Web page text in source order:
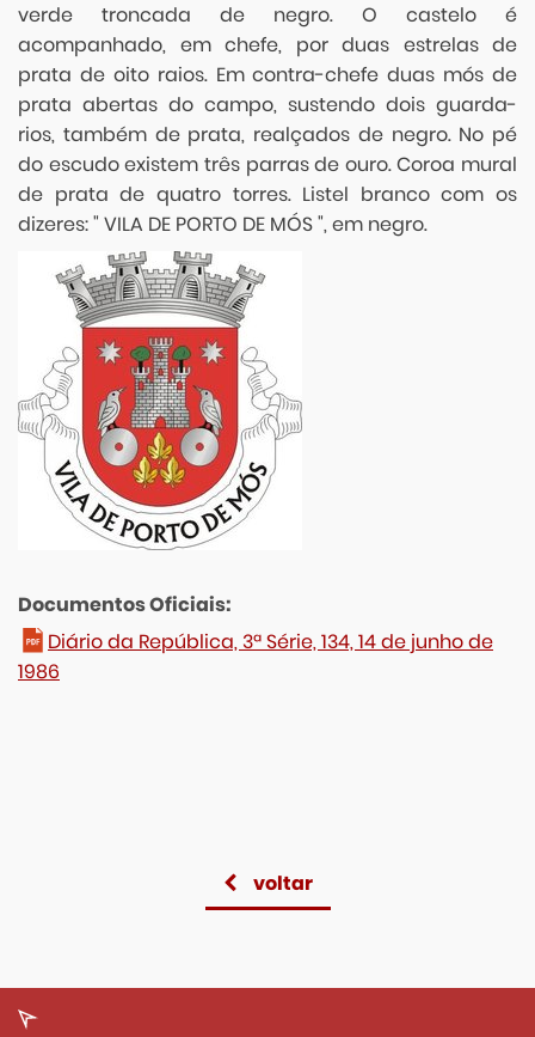
verde troncada de negro. O castelo é
acompanhado, em chefe, por duas estrelas de
prata de oito raios. Em contra-chefe duas mós de
prata abertas do campo, sustendo dois guarda-
rios, também de prata, realçados de negro. No pé
do escudo existem três parras de ouro. Coroa mural
de prata de quatro torres. Listel branco com os
dizeres: " VILA DE PORTO DE MÓS ", em negro.
Documentos Oficiais:
Diário da República, 3ª Série, 134, 14 de junho de
1986
voltar